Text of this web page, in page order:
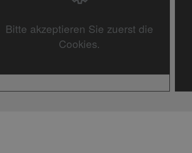
Bitte akzeptieren Sie zuerst die
Cookies.